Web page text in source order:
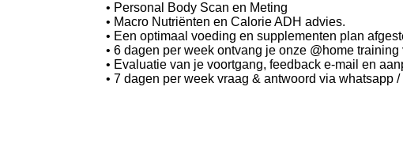
• Personal Body Scan en Meting
• Macro Nutriënten en Calorie ADH advies.
• Een optimaal voeding en supplementen plan
• 6 dagen per week ontvang je onze @home
• Evaluatie van je voortgang, feedback e-mail en
• 7 dagen per week vraag & antwoord via whatsapp /